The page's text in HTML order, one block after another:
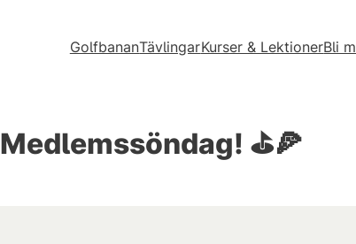
GolfbananTävlingarKurser & LektionerBli
Medlemssöndag! ⛳🍕